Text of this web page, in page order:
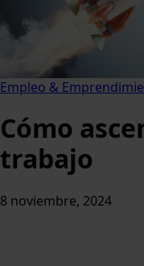
Empleo &
Cómo
trabajo
8 noviembre, 2024